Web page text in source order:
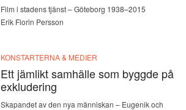
Film i stadens tjänst – Göteborg 1938–2015
Erik Florin Persson
KONSTARTERNA & MEDIER
Ett jämlikt samhälle som byggde på
exkludering
Skapandet av den nya människan – Eugenik och